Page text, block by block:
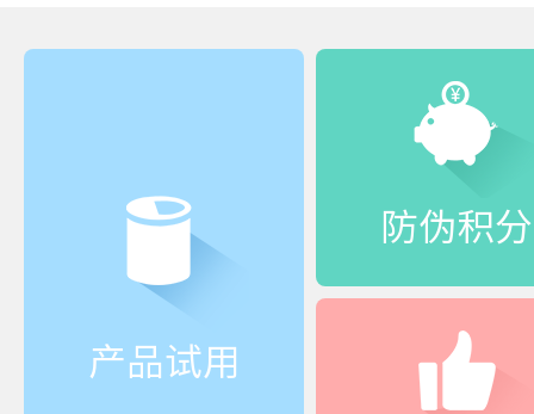
产品试用
防伪积分